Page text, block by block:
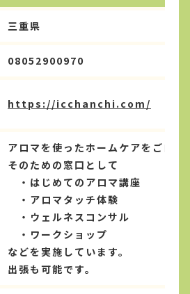
三重県
08052900970
https://icchanchi.com/
アロマを使ったホームケアをご自
そのための窓口として
・はじめてのアロマ講座
・アロマタッチ体験
・ウェルネスコンサル
・ワークショップ
などを実施しています。
出張も可能です。